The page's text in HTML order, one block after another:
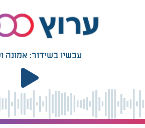
עכשיו בשידור: אמונה